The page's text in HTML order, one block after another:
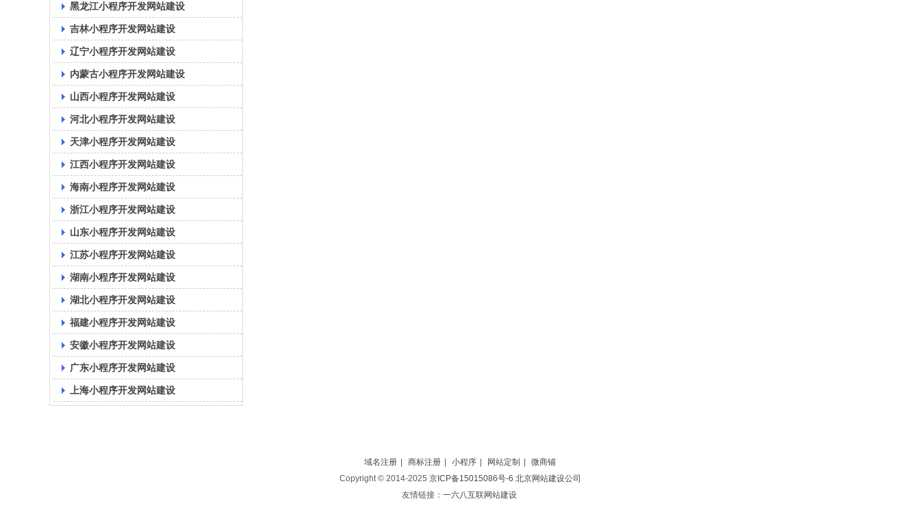
黑龙江小程序开发网站建设
吉林小程序开发网站建设
辽宁小程序开发网站建设
内蒙古小程序开发网站建设
山西小程序开发网站建设
河北小程序开发网站建设
天津小程序开发网站建设
江西小程序开发网站建设
海南小程序开发网站建设
浙江小程序开发网站建设
山东小程序开发网站建设
江苏小程序开发网站建设
湖南小程序开发网站建设
湖北小程序开发网站建设
福建小程序开发网站建设
安徽小程序开发网站建设
广东小程序开发网站建设
上海小程序开发网站建设
域名注册 商标注册 小程序 网站定制
微商铺
Copyright © 2014-2025 京ICP备15015086号-6 北京网站建设公司
友情链接： 一六八互联网站建设